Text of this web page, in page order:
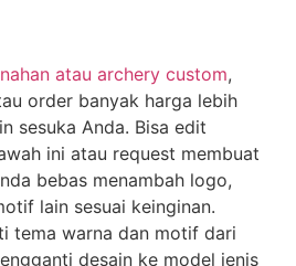
atau archery custom,
order banyak harga lebih
sesuka Anda. Bisa edit
ini atau request membuat
bebas menambah logo,
lain sesuai keinginan.
tema warna dan motif dari
desain ke model jenis